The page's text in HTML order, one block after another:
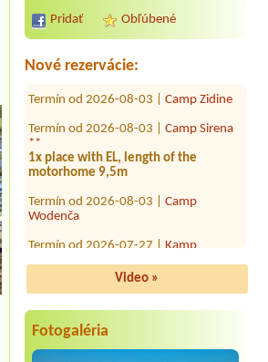
Pridať Obľúbené
Nové rezervácie:
Termín od 2026-08-03 | Camp Sirena
**
1x place with EL, length of the
motorhome 9,5m
Termín od 2026-08-03 |
Wodenča
Termín od 2026-07-27 |
Jasenovo ***
Termín od 2026-07-24 |
Krvavica *
Termín od 2026-08-10 |
Mungos *
Video »
Fotogaléria